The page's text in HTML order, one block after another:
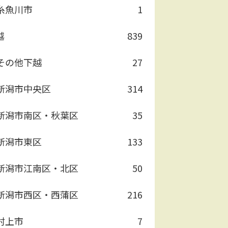
魚川市
1
839
の他下越
27
潟市中央区
314
潟市南区・秋葉区
35
潟市東区
133
潟市江南区・北区
50
潟市西区・西蒲区
216
上市
7